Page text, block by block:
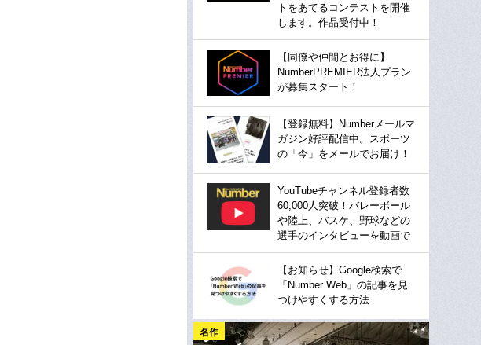
トをあてるコンテストを開催
します。作品受付中！
【同僚や仲間とお得に】
NumberPREMIER法人プラン
が募集スタート！
【登録無料】Numberメールマ
ガジン好評配信中。スポーツ
の「今」をメールでお届け！
YouTubeチャンネル登録者数
60,000人突破！バレーボール
や陸上、バスケ、野球などの
選手のインタビューを動画で
【お知らせ】Google検索で
「Number Web」の記事を見
つけやすくする方法
名作